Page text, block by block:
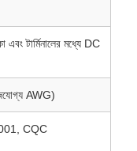
টার্মিনালের মধ্যে DC
AWG)
CQC